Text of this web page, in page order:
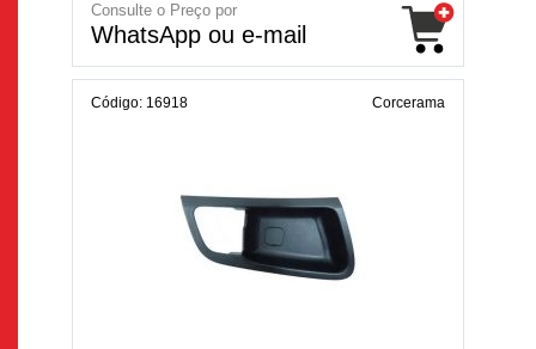
Consulte o Preço por
WhatsApp ou e-mail
Código: 16918 Corcerama